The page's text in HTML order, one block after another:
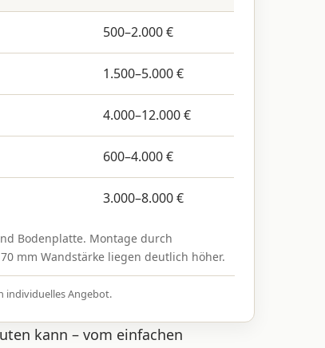
500–2.000 €
1.500–5.000 €
4.000–12.000 €
600–4.000 €
3.000–8.000 €
Bodenplatte. Montage durch
mm Wandstärke liegen deutlich höher.
individuelles Angebot.
kann – vom einfachen